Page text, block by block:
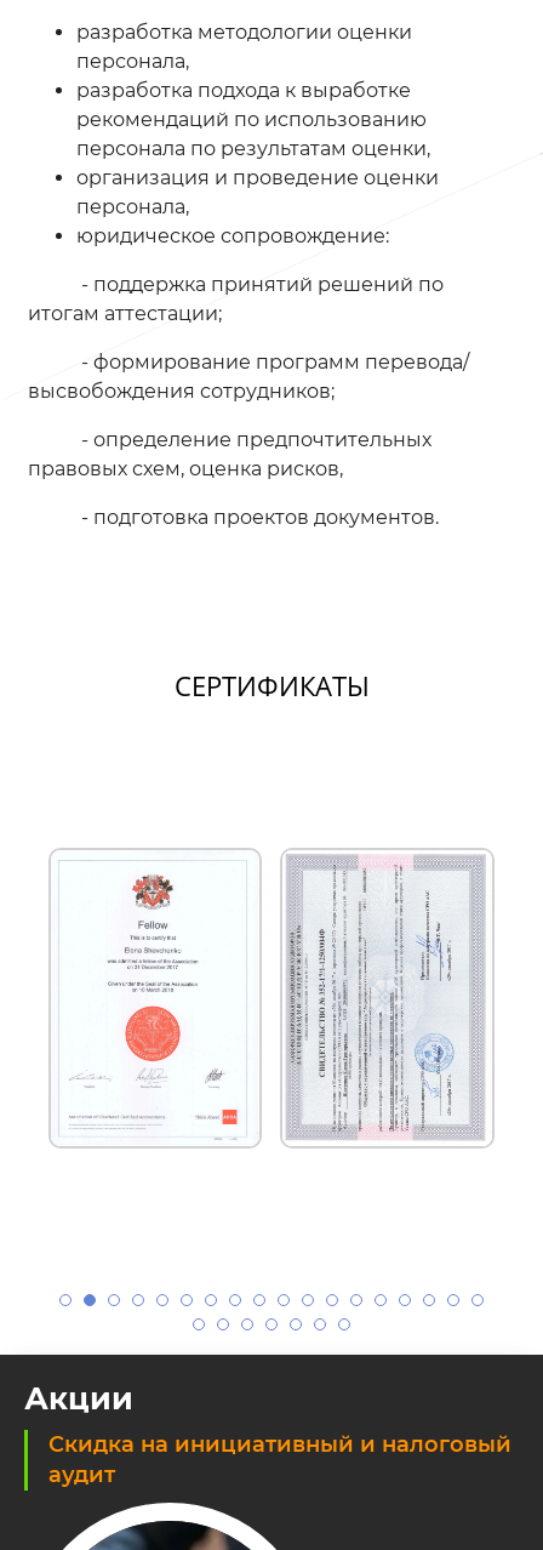
разработка методологии оценки
персонала,
разработка подхода к выработке
рекомендаций по использованию
персонала по результатам оценки,
организация и проведение оценки
персонала,
юридическое сопровождение:
- поддержка принятий решений по
итогам аттестации;
- формирование программ перевода/
высвобождения сотрудников;
- определение предпочтительных
правовых схем, оценка рисков,
- подготовка проектов документов.
СЕРТИФИКАТЫ
Акции
Скидка на инициативный и налоговый
аудит